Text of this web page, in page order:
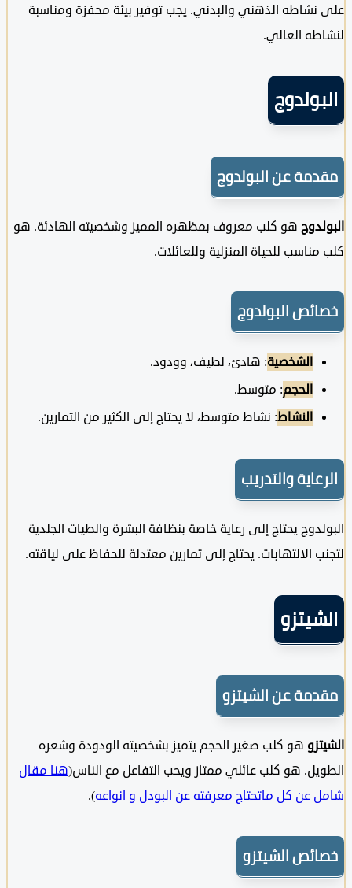
الذهني والبدني. يجب توفير بيئة محفزة ومناسبة
العالي.
عن البولدوج
هو كلب معروف بمظهره المميز وشخصيته الهادئة. هو
للحياة المنزلية وللعائلات.
البولدوج
الشخصية: هادئ، لطيف، وودود.
الحجم : متوسط.
النشاط: نشاط متوسط، لا يحتاج إلى الكثير من التمارين.
والتدريب
يحتاج إلى رعاية خاصة بنظافة البشرة والطيات الجلدية
الالتهابات. يحتاج إلى تمارين معتدلة للحفاظ على لياقته.
عن الشيتزو
هو كلب صغير الحجم يتميز بشخصيته الودودة وشعره
هو كلب عائلي ممتاز ويحب التفاعل مع الناس(هنا مقال
عن كل ماتحتاج معرفته عن البودل و انواعه ).
الشيتزو